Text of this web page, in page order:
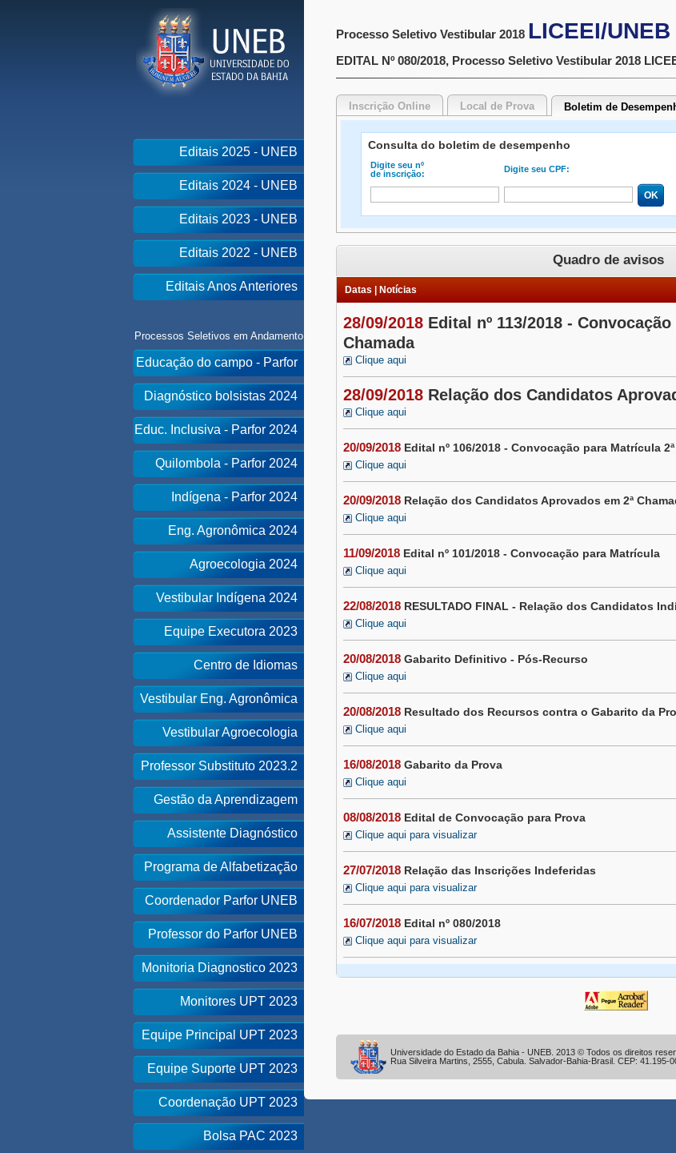
Editais 2025 - UNEB
Editais 2024 - UNEB
Editais 2023 - UNEB
Editais 2022 - UNEB
Editais Anos Anteriores
Processos Seletivos em Andamento
Educação do campo - Parfor
Diagnóstico bolsistas 2024
Educ. Inclusiva - Parfor 2024
Quilombola - Parfor 2024
Indígena - Parfor 2024
Eng. Agronômica 2024
Agroecologia 2024
Vestibular Indígena 2024
Equipe Executora 2023
Centro de Idiomas
Vestibular Eng. Agronômica
Vestibular Agroecologia
Professor Substituto 2023.2
Gestão da Aprendizagem
Assistente Diagnóstico
Programa de Alfabetização
Coordenador Parfor UNEB
Professor do Parfor UNEB
Monitoria Diagnostico 2023
Monitores UPT 2023
Equipe Principal UPT 2023
Equipe Suporte UPT 2023
Coordenação UPT 2023
Bolsa PAC 2023
Processo Seletivo Vestibular 2018 LICEEI/UNEB
EDITAL Nº 080/2018, Processo Seletivo Vestibular 2018
Inscrição Online Local de Prova Boletim de
Consulta do boletim de desempenho
Digite seu nº
de inscrição:
Digite seu CPF:
Quadro de avisos
Datas | Notícias
28/09/2018 Edital nº 113/2018 -
Chamada
Clique aqui
28/09/2018 Relação dos Candidatos
Clique aqui
20/09/2018 Edital nº 106/2018 - Convocação para Matrícula
Clique aqui
20/09/2018 Relação dos Candidatos Aprovados em 2ª
Clique aqui
11/09/2018 Edital nº 101/2018 - Convocação para Matrícula
Clique aqui
22/08/2018 RESULTADO FINAL - Relação dos Candidatos
Clique aqui
20/08/2018 Gabarito Definitivo - Pós-Recurso
Clique aqui
20/08/2018 Resultado dos Recursos contra o Gabarito da
Clique aqui
16/08/2018 Gabarito da Prova
Clique aqui
08/08/2018 Edital de Convocação para Prova
Clique aqui para visualizar
27/07/2018 Relação das Inscrições Indeferidas
Clique aqui para visualizar
16/07/2018 Edital nº 080/2018
Clique aqui para visualizar
Universidade do Estado da Bahia - UNEB. 2013 © Todos os direitos
Rua Silveira Martins, 2555, Cabula. Salvador-Bahia-Brasil. CEP: 41.195-